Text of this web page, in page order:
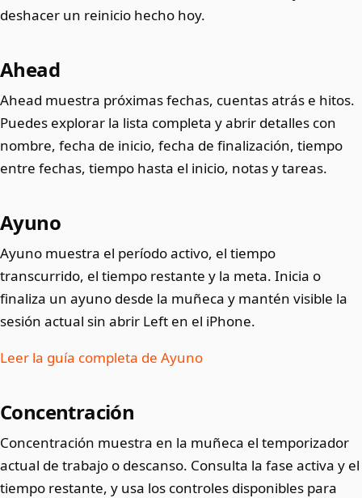
deshacer un reinicio hecho hoy.
Ahead
Ahead muestra próximas fechas, cuentas atrás e hitos.
Puedes explorar la lista completa y abrir detalles con
nombre, fecha de inicio, fecha de finalización, tiempo
entre fechas, tiempo hasta el inicio, notas y tareas.
Ayuno
Ayuno muestra el período activo, el tiempo
transcurrido, el tiempo restante y la meta. Inicia o
finaliza un ayuno desde la muñeca y mantén visible la
sesión actual sin abrir Left en el iPhone.
Leer la guía completa de Ayuno
Concentración
Concentración muestra en la muñeca el temporizador
actual de trabajo o descanso. Consulta la fase activa y el
tiempo restante, y usa los controles disponibles para